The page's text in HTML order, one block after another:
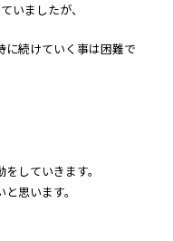
いましたが、
に続けていく事は困難で
していきます。
思います。